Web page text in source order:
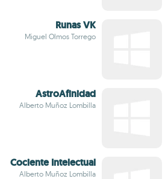
Runas VK
Miguel Olmos Torrego
AstroAfinidad
Alberto Muñoz Lombilla
Cociente Intelectual
Alberto Muñoz Lombilla